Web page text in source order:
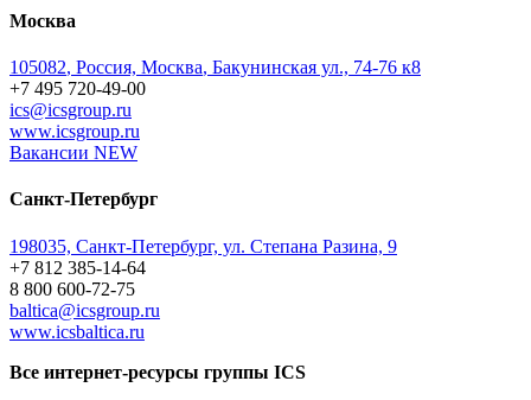
Москва
105082, Россия, Москва, Бакунинская ул., 74-76 к8
+7 495 720-49-00
ics@icsgroup.ru
www.icsgroup.ru
Вакансии NEW
Санкт-Петербург
198035, Санкт-Петербург, ул. Степана Разина, 9
+7 812 385-14-64
8 800 600-72-75
baltica@icsgroup.ru
www.icsbaltica.ru
Все интернет-ресурсы группы ICS